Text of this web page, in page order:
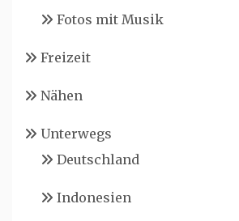
Fotos mit Musik
Freizeit
Nähen
Unterwegs
Deutschland
Indonesien